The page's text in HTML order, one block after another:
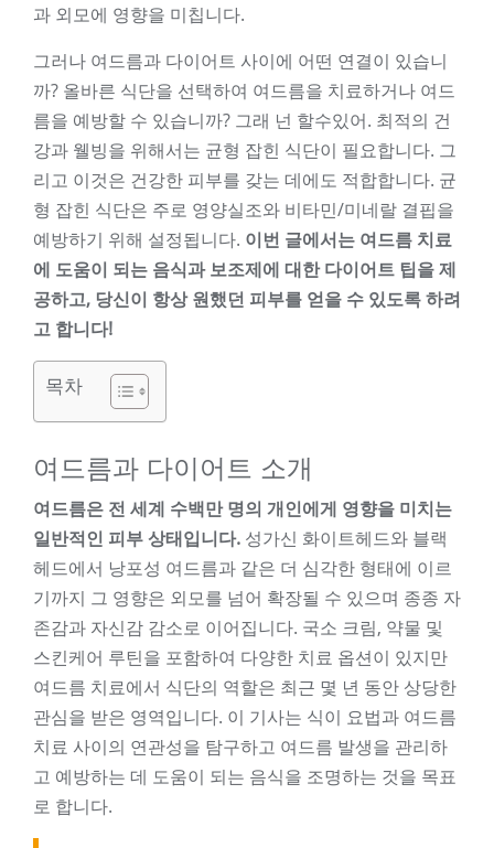
과 외모에 영향을 미칩니다.
그러나 여드름과 다이어트 사이에 어떤 연결이 있습니
까? 올바른 식단을 선택하여 여드름을 치료하거나 여드
름을 예방할 수 있습니까? 그래 넌 할수있어. 최적의 건
강과 웰빙을 위해서는 균형 잡힌 식단이 필요합니다. 그
리고 이것은 건강한 피부를 갖는 데에도 적합합니다. 균
형 잡힌 식단은 주로 영양실조와 비타민/미네랄 결핍을
예방하기 위해 설정됩니다. 이번 글에서는 여드름 치료
에 도움이 되는 음식과 보조제에 대한 다이어트 팁을 제
공하고, 당신이 항상 원했던 피부를 얻을 수 있도록 하려
고 합니다!
목차
여드름과 다이어트 소개
여드름은 전 세계 수백만 명의 개인에게 영향을 미치는
일반적인 피부 상태입니다. 성가신 화이트헤드와 블랙
헤드에서 낭포성 여드름과 같은 더 심각한 형태에 이르
기까지 그 영향은 외모를 넘어 확장될 수 있으며 종종 자
존감과 자신감 감소로 이어집니다. 국소 크림, 약물 및
스킨케어 루틴을 포함하여 다양한 치료 옵션이 있지만
여드름 치료에서 식단의 역할은 최근 몇 년 동안 상당한
관심을 받은 영역입니다. 이 기사는 식이 요법과 여드름
치료 사이의 연관성을 탐구하고 여드름 발생을 관리하
고 예방하는 데 도움이 되는 음식을 조명하는 것을 목표
로 합니다.